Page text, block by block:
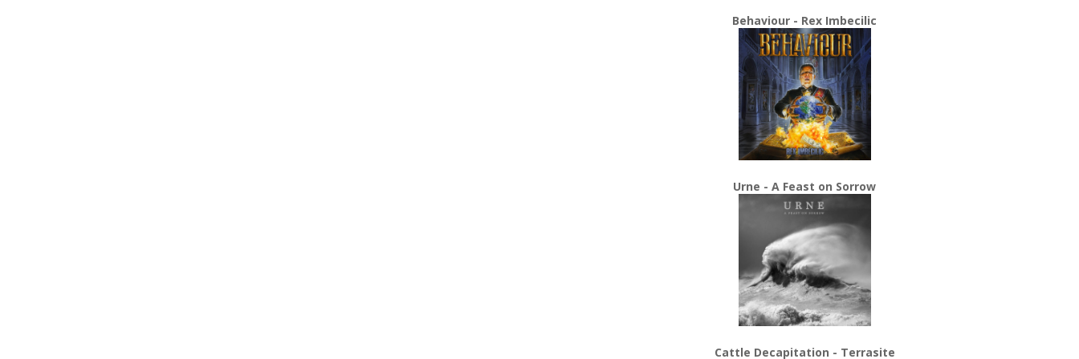
Behaviour - Rex Imbecilic
Urne - A Feast on Sorrow
Cattle Decapitation - Terrasite